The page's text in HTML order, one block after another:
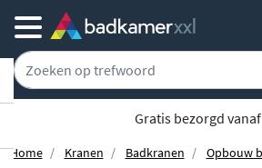
Gratis bezorgd
Home Kranen Badkranen Opbouw